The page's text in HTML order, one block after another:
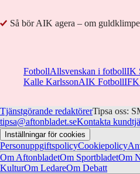
Så bör AIK agera – om
FotbollAllsvenskan i fotbollIK
Kalle KarlssonAIK FotbollIFK
Tjänstgörande redaktörerTipsa oss:
tipsa@aftonbladet.seKontakta
Inställningar för cookies
PersonuppgiftspolicyCookiepolicy
Om AftonbladetOm SportbladetOm
KulturOm LedareOm Debatt